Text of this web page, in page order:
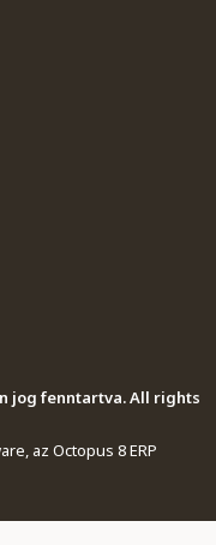
jog fenntartva. All rights
az Octopus 8 ERP